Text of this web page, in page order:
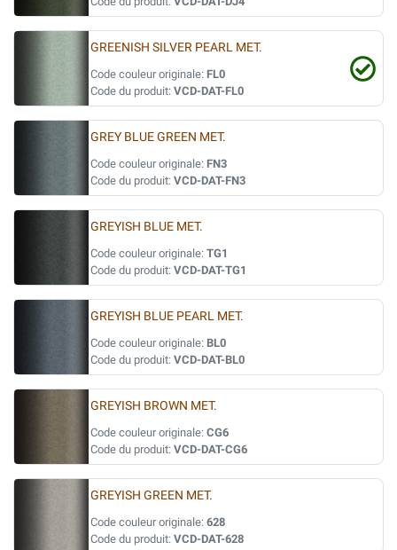
GREENISH SILVER PEARL MET.
Code couleur originale: FL0
Code du produit: VCD-DAT-FL0
GREY BLUE GREEN MET.
Code couleur originale: FN3
Code du produit: VCD-DAT-FN3
GREYISH BLUE MET.
Code couleur originale: TG1
Code du produit: VCD-DAT-TG1
GREYISH BLUE PEARL MET.
Code couleur originale: BL0
Code du produit: VCD-DAT-BL0
GREYISH BROWN MET.
Code couleur originale: CG6
Code du produit: VCD-DAT-CG6
GREYISH GREEN MET.
Code couleur originale: 628
Code du produit: VCD-DAT-628